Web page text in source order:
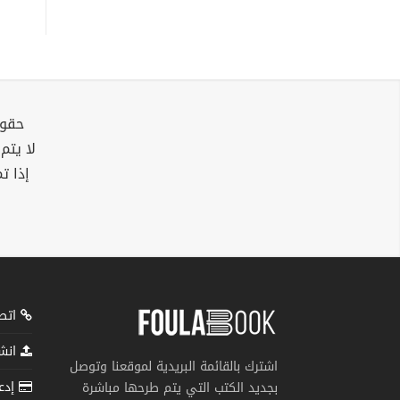
لا
إذا
اشترك بالقائمة البريدية لموقعنا وتوصل
بجديد الكتب التي يتم طرحها مباشرة